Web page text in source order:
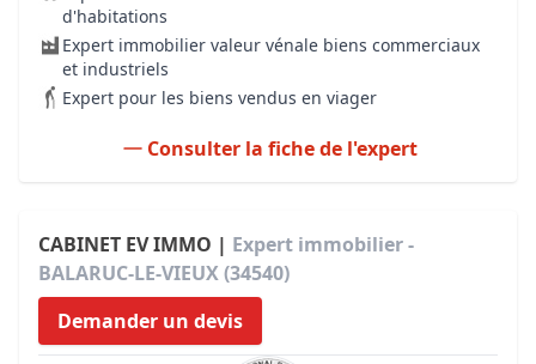
d'habitations
Expert immobilier valeur vénale biens commerciaux
et industriels
Expert pour les biens vendus en viager
Consulter la fiche de l'expert
CABINET EV IMMO | Expert immobilier -
BALARUC-LE-VIEUX (34540)
Demander un devis